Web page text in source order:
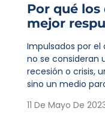
Por qué
mejor
Impulsados por el
no se consideran
recesión o crisis,
sino un medio
11 De Mayo De